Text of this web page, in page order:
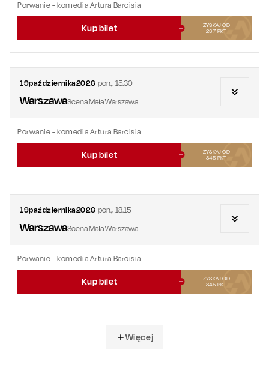
Porwanie - komedia Artura Barcisia
Kup bilet
ZYSKAJ OD
237 PKT
19października2026 pon.,15.30
WarszawaScena Mała Warszawa
Porwanie - komedia Artura Barcisia
Kup bilet
ZYSKAJ OD
345 PKT
19października2026 pon.,18.15
WarszawaScena Mała Warszawa
Porwanie - komedia Artura Barcisia
Kup bilet
ZYSKAJ OD
345 PKT
Więcej